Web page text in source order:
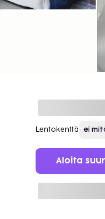
Lentokenttä
Aloita